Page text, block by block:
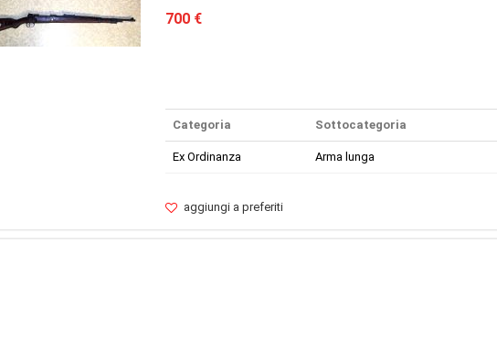
700 €
Categoria Sottocategoria
Ex Ordinanza Arma lunga
aggiungi a preferiti